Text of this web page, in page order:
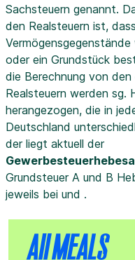
Sachsteuern genannt.
den Realsteuern ist,
oder ein Grundstück
die Berechnung von
Realsteuern werden sg.
herangezogen, die in
Deutschland
der liegt aktuell der
Grundsteuer A und B
jeweils bei und .